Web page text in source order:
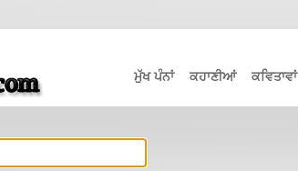
ਮੁੱਖ ਪੰਨਾਂ ਕਹਾਣੀਆਂ ਕਵਿਤਾਵਾਂ